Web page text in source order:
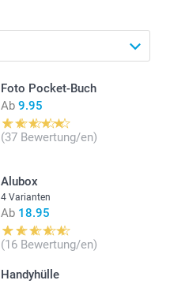
Foto Pocket-Buch
Ab 9.95
(37 Bewertung/en)
Alubox
4 Varianten
Ab 18.95
(16 Bewertung/en)
Handyhülle